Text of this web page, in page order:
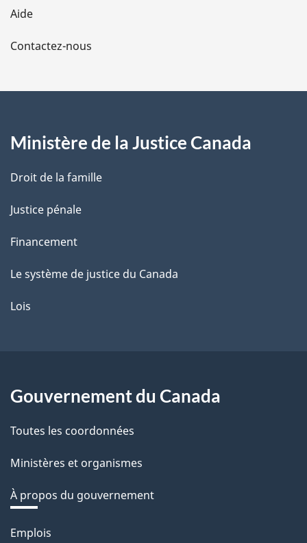
a
e
Aide
Contactez-nous
Ministère de la Justice Canada
Droit de la famille
Justice pénale
Financement
Le système de justice du Canada
Lois
Gouvernement du Canada
Toutes les coordonnées
Ministères et organismes
À propos du gouvernement
Thèmes
Emplois